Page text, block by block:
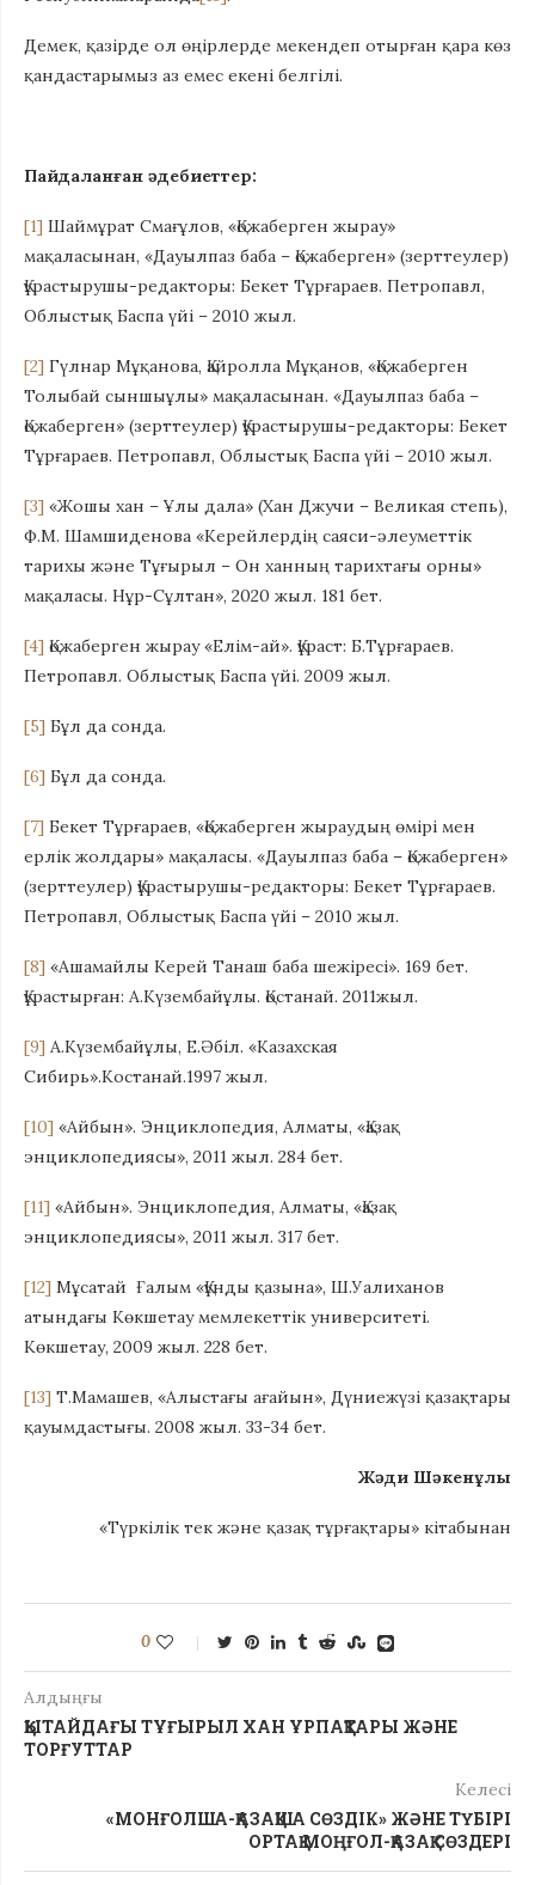
Демек, қазірде ол өңірлерде мекендеп отырған қара көз
қандастарымыз аз емес екені белгілі.
Пайдаланған әдебиеттер:
[1] Шаймұрат Смағұлов, «Қожаберген жырау»
мақаласынан, «Дауылпаз баба – Қожаберген» (зерттеулер)
Құрастырушы-редакторы: Бекет Тұрғараев. Петропавл,
Облыстық Баспа үйi – 2010 жыл.
[2] Гүлнар Мұқанова, Қайролла Мұқанов, «Қожаберген
Толыбай сыншыұлы» мақаласынан. «Дауылпаз баба –
Қожаберген» (зерттеулер) Құрастырушы-редакторы: Бекет
Тұрғараев. Петропавл, Облыстық Баспа үйi – 2010 жыл.
[3] «Жошы хан – Ұлы дала» (Хан Джучи – Великая степь),
Ф.М. Шамшиденова «Керейлердің саяси-әлеуметтік
тарихы және Тұғырыл – Он ханның тарихтағы орны»
мақаласы. Нұр-Сұлтан», 2020 жыл. 181 бет.
[4] Қожаберген жырау «Елiм-ай». Құраст: Б.Тұрғараев.
Петропавл. Облыстық Баспа үйi. 2009 жыл.
[5] Бұл да сонда.
[6] Бұл да сонда.
[7] Бекет Тұрғараев, «Қожаберген жыраудың өмірі мен
ерлік жолдары» мақаласы. «Дауылпаз баба – Қожаберген»
(зерттеулер) Құрастырушы-редакторы: Бекет Тұрғараев.
Петропавл, Облыстық Баспа үйi – 2010 жыл.
[8] «Ашамайлы Керей Танаш баба шежіресі». 169 бет.
Құрастырған: А.Күзембайұлы. Қостанай. 2011жыл.
[9] А.Күзембайұлы, Е.Әбіл. «Казахская
Сибирь».Костанай.1997 жыл.
[10] «Айбын». Энциклопедия, Алматы, «Қазақ
энциклопедиясы», 2011 жыл. 284 бет.
[11] «Айбын». Энциклопедия, Алматы, «Қазақ
энциклопедиясы», 2011 жыл. 317 бет.
[12] Мұсатай Ғалым «Құнды қазына», Ш.Уалиханов
атындағы Көкшетау мемлекеттік университеті.
Көкшетау, 2009 жыл. 228 бет.
[13] Т.Мамашев, «Алыстағы ағайын», Дүниежүзі қазақтары
қауымдастығы. 2008 жыл. 33-34 бет.
Жәди Шәкенұлы
«Түркілік тек және қазақ тұрғақтары» кітабынан
0
Алдыңғы
ҚЫТАЙДАҒЫ ТҰҒЫРЫЛ ХАН ҰРПАҚТАРЫ ЖӘНЕ
ТОРҒУТТАР
Келесі
«МОНҒОЛША-ҚАЗАҚША СӨЗДІК» ЖӘНЕ ТҮБІРІ
ОРТАҚ МОҢҒОЛ-ҚАЗАҚ СӨЗДЕРІ